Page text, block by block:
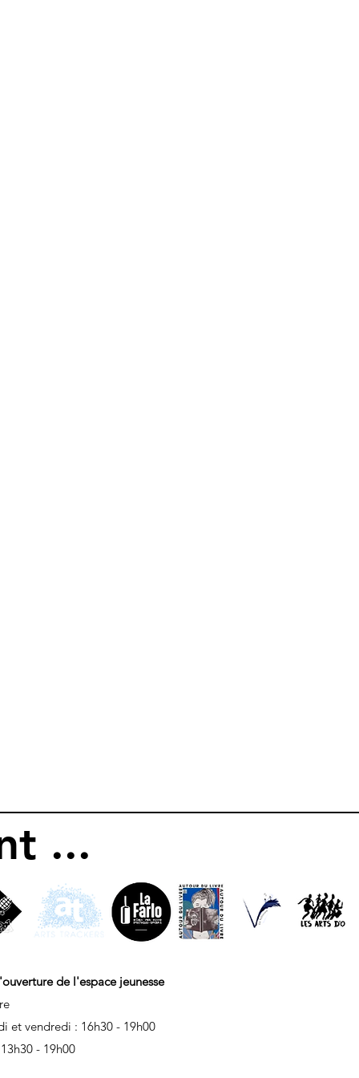
...
de l'espace jeunesse
et vendredi : 16h30 - 19h00
- 19h00